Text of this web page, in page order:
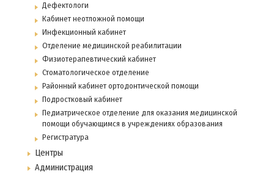
Дефектологи
Кабинет неотложной помощи
Инфекционный кабинет
Отделение медицинской реабилитации
Физиотерапевтический кабинет
Стоматологическое отделение
Районный кабинет ортодонтической помощи
Подростковый кабинет
Педиатрическое отделение для оказания медицинской
помощи обучающимся в учреждениях образования
Регистратура
Центры
Администрация